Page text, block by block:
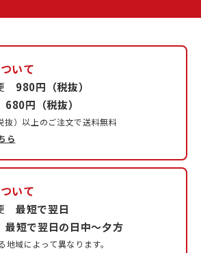
いて
980円（税抜）
680円（税抜）
抜）以上のご注文で送料無料
ら
いて
便最短で翌日
最短で翌日の日中〜夕方
域によって異なります。